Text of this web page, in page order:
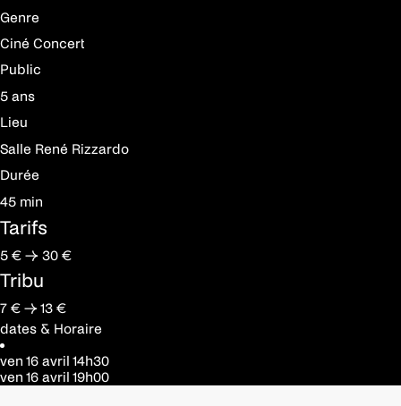
Genre
Ciné Concert
Public
5 ans
Lieu
Salle René Rizzardo
Durée
45 min
Tarifs
5 € → 30 €
Tribu
7 € → 13 €
dates & Horaire
ven 16 avril 14h30
ven 16 avril 19h00